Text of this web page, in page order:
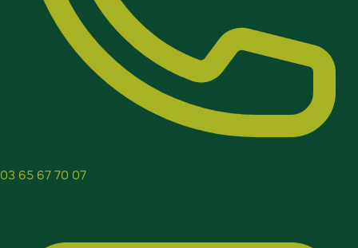
03 65 67 70 07